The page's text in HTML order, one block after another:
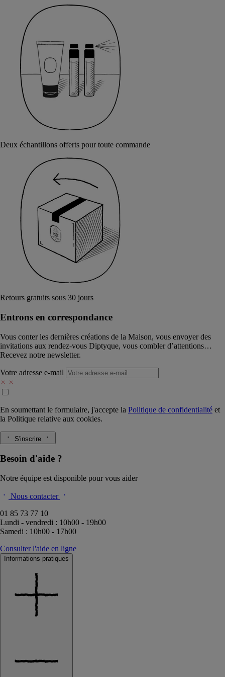
Deux échantillons offerts pour toute commande
Retours gratuits sous 30 jours
Entrons en correspondance​
Vous conter les dernières créations de la Maison, vous envoyer des
invitations aux rendez-vous Diptyque, vous combler d’attentions…
Recevez notre newsletter.
Votre adresse e-mail
En soumettant le formulaire, j'accepte la Politique de confidentialité et
la Politique relative aux cookies.
S'inscrire
Besoin d'aide ?
Notre équipe est disponible pour vous aider
Nous contacter
01 85 73 77 10
Lundi - vendredi : 10h00 - 19h00
Samedi : 10h00 - 17h00
Consulter l'aide en ligne
Informations pratiques